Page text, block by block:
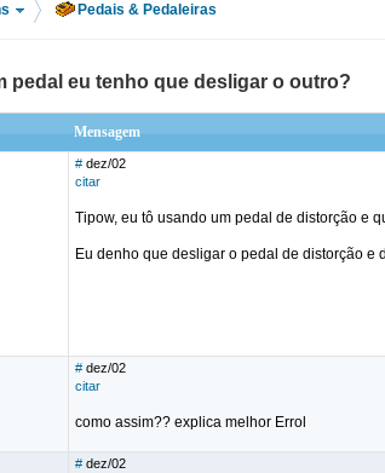
Pedais & Pedaleiras
pedal eu tenho que desligar o outro?
Mensagem
# dez/02
citar
Tipow, eu tô usando um pedal de distorção e
Eu denho que desligar o pedal de distorção e
# dez/02
citar
como assim?? explica melhor Errol
# dez/02